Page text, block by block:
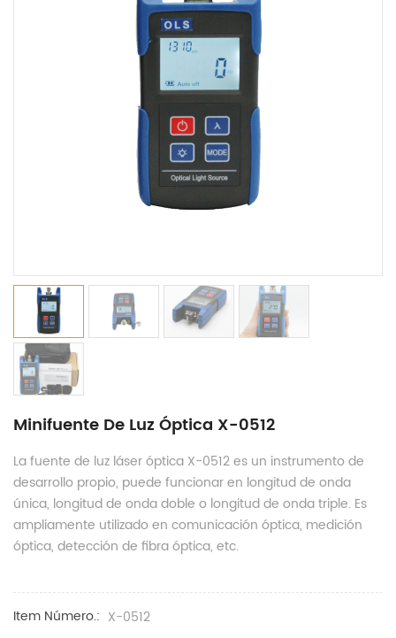
Minifuente De Luz Óptica X-0512
La fuente de luz láser óptica X-0512 es un instrumento de
desarrollo propio, puede funcionar en longitud de onda
única, longitud de onda doble o longitud de onda triple. Es
ampliamente utilizado en comunicación óptica, medición
óptica, detección de fibra óptica, etc.
Item Número.: X-0512